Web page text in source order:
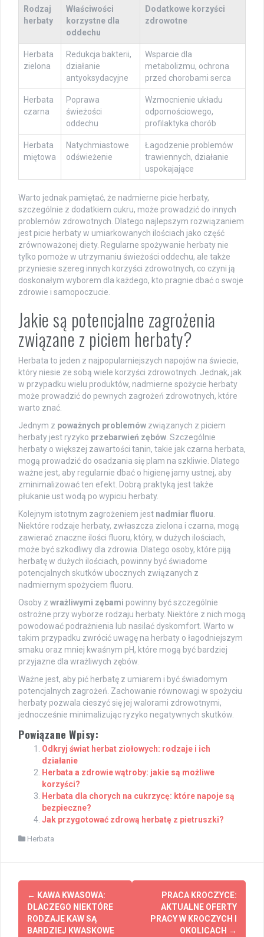
Rodzaj
herbaty
Właściwości
korzystne dla
oddechu
Dodatkowe korzyści
zdrowotne
Herbata
zielona
Redukcja bakterii,
działanie
antyoksydacyjne
Wsparcie dla
metabolizmu, ochrona
przed chorobami serca
Herbata
czarna
Poprawa
świeżości
oddechu
Wzmocnienie układu
odpornościowego,
profilaktyka chorób
Herbata
miętowa
Natychmiastowe
odświeżenie
Łagodzenie problemów
trawiennych, działanie
uspokajające
Warto jednak pamiętać, że nadmierne picie herbaty,
szczególnie z dodatkiem cukru, może prowadzić do innych
problemów zdrowotnych. Dlatego najlepszym rozwiązaniem
jest picie herbaty w umiarkowanych ilościach jako część
zrównoważonej diety. Regularne spożywanie herbaty nie
tylko pomoże w utrzymaniu świeżości oddechu, ale także
przyniesie szereg innych korzyści zdrowotnych, co czyni ją
doskonałym wyborem dla każdego, kto pragnie dbać o swoje
zdrowie i samopoczucie.
Jakie są potencjalne zagrożenia
związane z piciem herbaty?
Herbata to jeden z najpopularniejszych napojów na świecie,
który niesie ze sobą wiele korzyści zdrowotnych. Jednak, jak
w przypadku wielu produktów, nadmierne spożycie herbaty
może prowadzić do pewnych zagrożeń zdrowotnych, które
warto znać.
Jednym z poważnych problemów związanych z piciem
herbaty jest ryzyko przebarwień zębów . Szczególnie
herbaty o większej zawartości tanin, takie jak czarna herbata,
mogą prowadzić do osadzania się plam na szkliwie. Dlatego
ważne jest, aby regularnie dbać o higienę jamy ustnej, aby
zminimalizować ten efekt. Dobrą praktyką jest także
płukanie ust wodą po wypiciu herbaty.
Kolejnym istotnym zagrożeniem jest nadmiar fluoru
Niektóre rodzaje herbaty, zwłaszcza zielona i czarna, mogą
zawierać znaczne ilości fluoru, który, w dużych ilościach,
może być szkodliwy dla zdrowia. Dlatego osoby, które piją
herbatę w dużych ilościach, powinny być świadome
potencjalnych skutków ubocznych związanych z
nadmiernym spożyciem fluoru.
Osoby z wrażliwymi zębami powinny być szczególnie
ostrożne przy wyborze rodzaju herbaty. Niektóre z nich mogą
powodować podrażnienia lub nasilać dyskomfort. Warto w
takim przypadku zwrócić uwagę na herbaty o łagodniejszym
smaku oraz mniej kwaśnym pH, które mogą być bardziej
przyjazne dla wrażliwych zębów.
Ważne jest, aby pić herbatę z umiarem i być świadomym
potencjalnych zagrożeń. Zachowanie równowagi w spożyciu
herbaty pozwala cieszyć się jej walorami zdrowotnymi,
jednocześnie minimalizując ryzyko negatywnych skutków.
Powiązane Wpisy:
Odkryj świat herbat ziołowych: rodzaje i ich
działanie
Herbata a zdrowie wątroby: jakie są możliwe
korzyści?
Herbata dla chorych na cukrzycę: które napoje są
bezpieczne?
Jak przygotować zdrową herbatę z pietruszki?
Herbata
Post
navigation
← KAWA KWASOWA:
DLACZEGO NIEKTÓRE
RODZAJE KAW SĄ
BARDZIEJ KWASKOWE
PRACA KROCZYCE:
AKTUALNE OFERTY
PRACY W KROCZYCH I
OKOLICACH →